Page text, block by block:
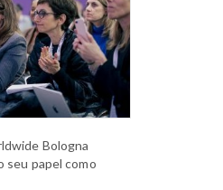
Bologna
seu papel como